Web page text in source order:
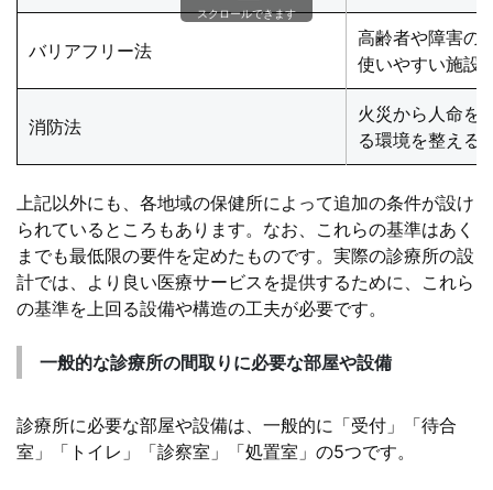
バリアフリー法
高齢者や障害の
使いやすい施設
消防法
火災から人命を
る環境を整える
スクロールできます
上記以外にも、各地域の保健所によって追加の条件が設け
られているところもあります。なお、これらの基準はあく
までも最低限の要件を定めたものです。実際の診療所の設
計では、より良い医療サービスを提供するために、これら
の基準を上回る設備や構造の工夫が必要です。
一般的な診療所の間取りに必要な部屋や設備
診療所に必要な部屋や設備は、一般的に「受付」「待合
室」「トイレ」「診察室」「処置室」の5つです。